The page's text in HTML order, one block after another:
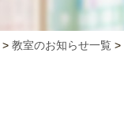
> 教室のお知らせ一覧 >